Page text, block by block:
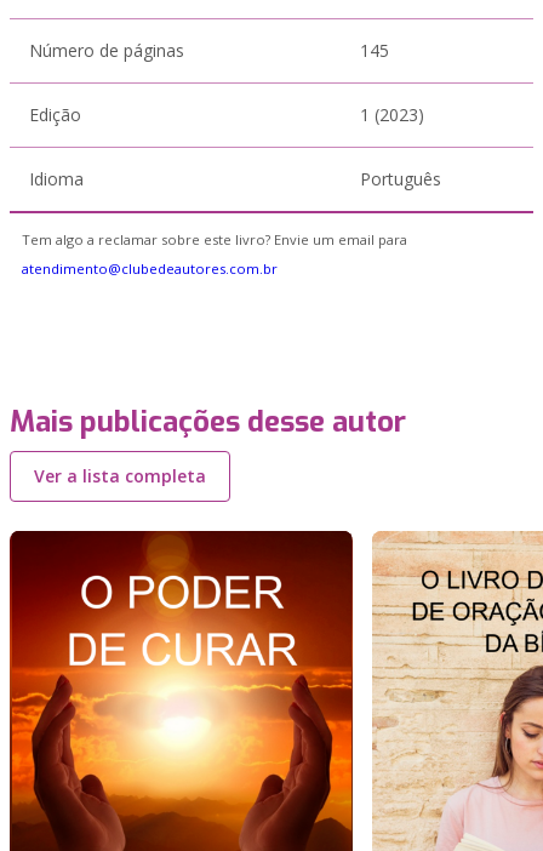
Número de páginas 145
Edição 1 (2023)
Idioma Português
Tem algo a reclamar sobre este livro? Envie um email para
atendimento@clubedeautores.com.br
Mais publicações desse autor
Ver a lista completa